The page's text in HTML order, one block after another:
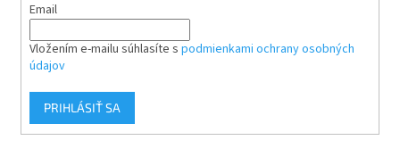
Email
Vložením e-mailu súhlasíte s podmienkami ochrany osobných
údajov
PRIHLÁSIŤ SA